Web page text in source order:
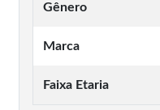
Gênero
Marca
Faixa Etaria